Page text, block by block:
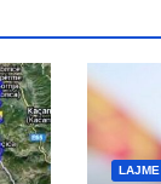
LAJME